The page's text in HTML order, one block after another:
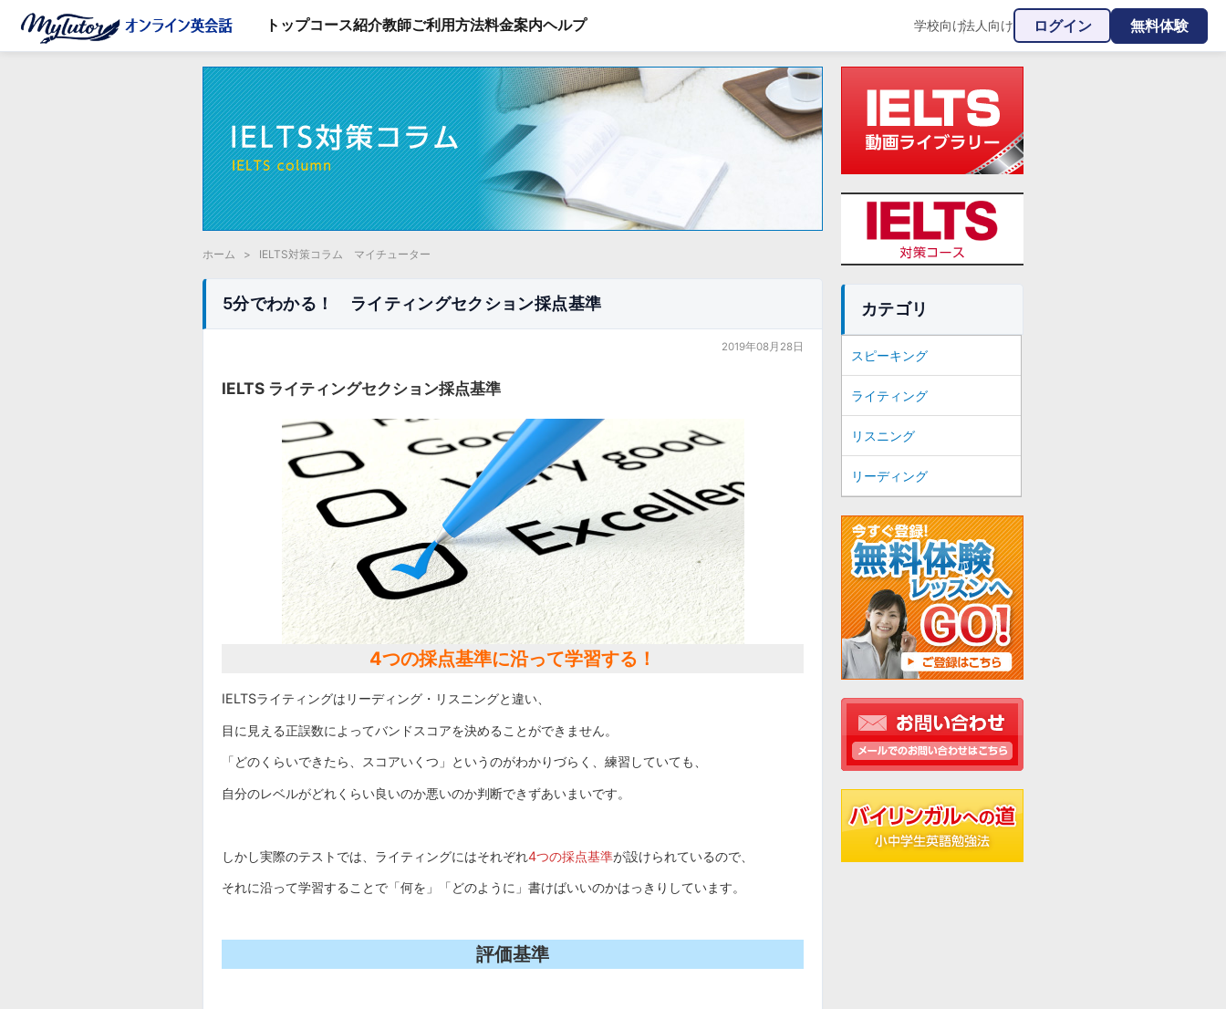
トップコース紹介教師ご利用方法料金案内ヘルプ 学校向け|法人向け ログイン 無料体験
ホーム > IELTS対策コラム マイチューター
5分でわかる！ ライティングセクション採点基準
2019年08月28日
IELTS ライティングセクション採点基準
4つの採点基準に沿って学習する！
IELTSライティングはリーディング・リスニングと違い、
目に見える正誤数によってバンドスコアを決めることができません。
「どのくらいできたら、スコアいくつ」というのがわかりづらく、練習していても、
自分のレベルがどれくらい良いのか悪いのか判断できずあいまいです。
しかし実際のテストでは、ライティングにはそれぞれ4つの採点基準が設けられているので、
それに沿って学習することで「何を」「どのように」書けばいいのかはっきりしています。
評価基準
カテゴリ
スピーキング
ライティング
リスニング
リーディング